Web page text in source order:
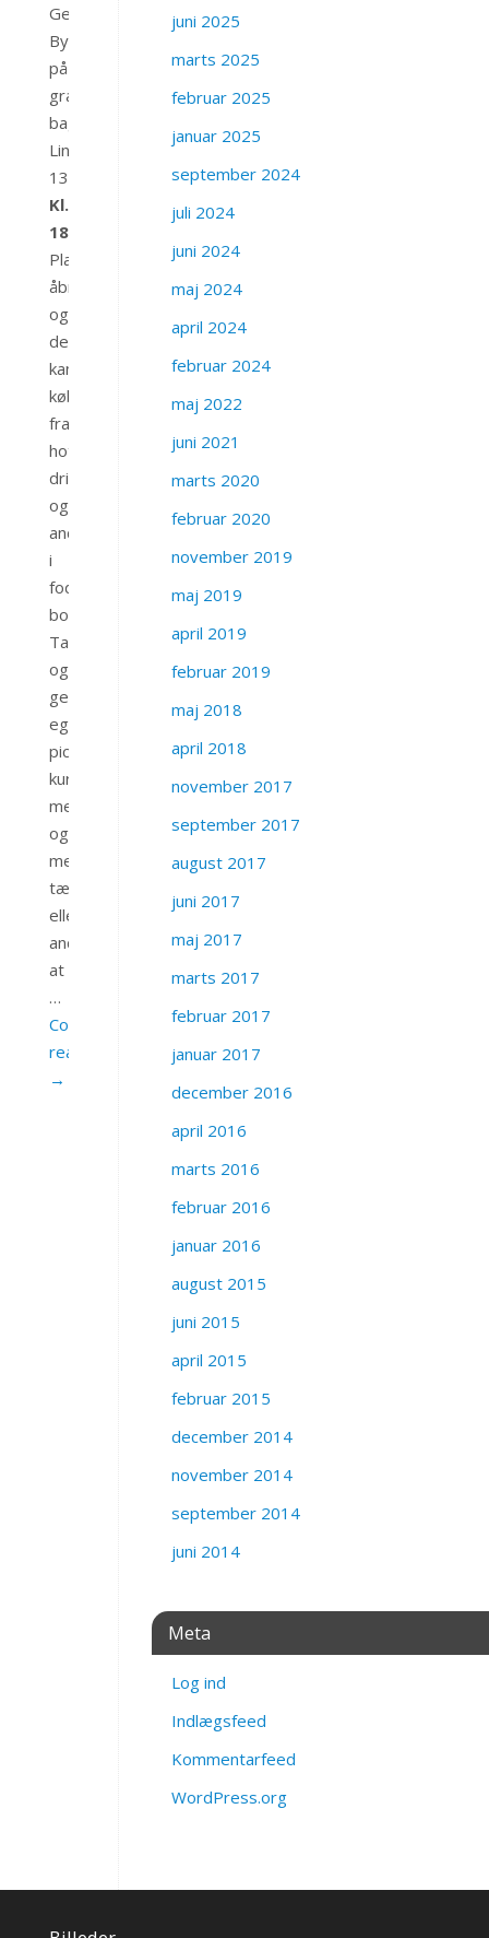
Gevninge
Bygade
på
græsplænen
bag
Lindenborgvej
134.
Kl.
18.00
Pladsen
åbner
og
der
kan
købes
fransk
hotdog,
drikkevarer
og
andet
i
fodboldafdelingens
bod.
Tag
også
gerne
egen
picnic
kurv
med
og
medbring
tæppe
eller
andet
at
…
Continue
reading
→
juni 2025
marts 2025
februar 2025
januar 2025
september 2024
juli 2024
juni 2024
maj 2024
april 2024
februar 2024
maj 2022
juni 2021
marts 2020
februar 2020
november 2019
maj 2019
april 2019
februar 2019
maj 2018
april 2018
november 2017
september 2017
august 2017
juni 2017
maj 2017
marts 2017
februar 2017
januar 2017
december 2016
april 2016
marts 2016
februar 2016
januar 2016
august 2015
juni 2015
april 2015
februar 2015
december 2014
november 2014
september 2014
juni 2014
Meta
Log ind
Indlægsfeed
Kommentarfeed
WordPress.org